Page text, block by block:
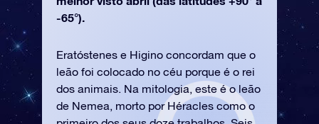
-65°).
Eratóstenes e Higino concordam que o
leão foi colocado no céu porque é o rei
dos animais. Na mitologia, este é o leão
de Nemea, morto por Héracles como o